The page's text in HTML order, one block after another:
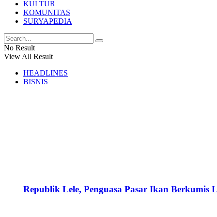
KULTUR
KOMUNITAS
SURYAPEDIA
No Result
View All Result
HEADLINES
BISNIS
Republik Lele, Penguasa Pasar Ikan Berkumis